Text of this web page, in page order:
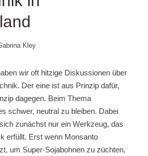
Kley
wir oft hitzige Diskussionen über
Der eine ist aus Prinzip dafür,
dagegen. Beim Thema
schwer, neutral zu bleiben. Dabei
zunächst nur ein Werkzeug, das
erfüllt. Erst wenn Monsanto
um Super-Sojabohnen zu züchten,